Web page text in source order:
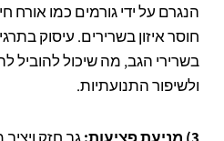
הנגרם על ידי גורמים כמו אורח
חוסר איזון בשרירים. עיסוק
בשרירי הגב, מה שיכול
ולשיפור התנועתיות.